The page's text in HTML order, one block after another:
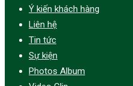
Ý kiến khách hàng
Liên hệ
Tin tức
Sự kiện
Photos Album